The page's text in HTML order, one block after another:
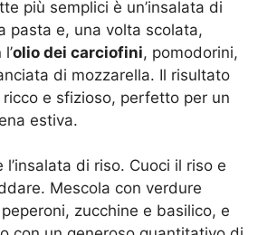
più semplici è un’insalata di
pasta e, una volta scolata,
olio dei carciofini, pomodorini,
di mozzarella. Il risultato
e sfizioso, perfetto per un
estiva.
l’insalata di riso. Cuoci il riso e
Mescola con verdure
zucchine e basilico, e